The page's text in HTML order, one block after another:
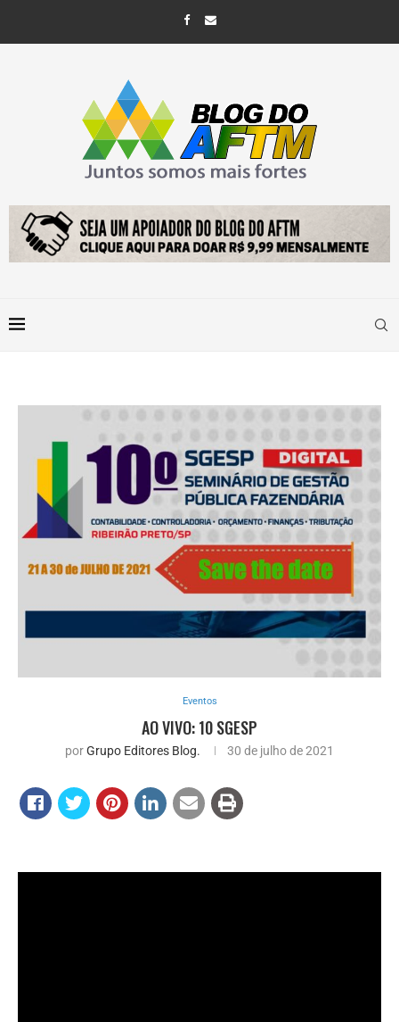
Eventos
AO VIVO: 10 SGESP
porGrupo Editores Blog. 30 de julho de 2021